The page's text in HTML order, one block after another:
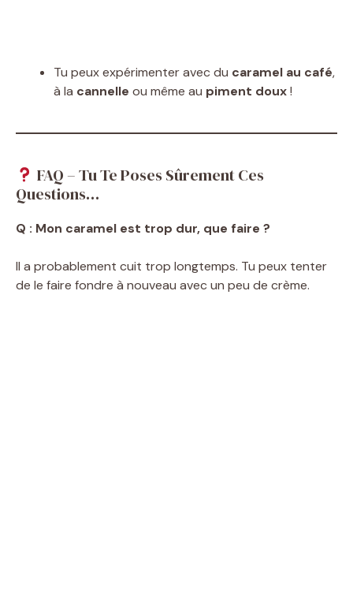
Tu peux expérimenter avec du caramel au café,
à la cannelle ou même au piment doux!
FAQ – Tu Te Poses Sûrement Ces
Questions…
Q : Mon caramel est trop dur, que faire ?
Il a probablement cuit trop longtemps. Tu peux tenter
de le faire fondre à nouveau avec un peu de crème.